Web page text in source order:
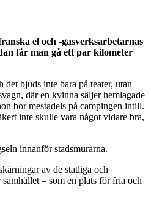
el och -gasverksarbetarnas
får man gå ett par kilometer
bjuds inte bara på teater, utan
där en kvinna säljer hemlagade
bor mestadels på campingen intill.
inte skulle vara något vidare bra,
innanför stadsmurarna.
av de statliga och
– som en plats för fria och